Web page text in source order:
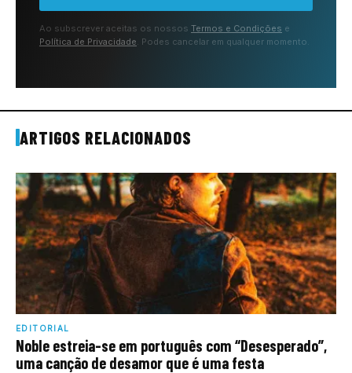
Ao subscrever aceitas os nossos Termos e Condições e
Política de Privacidade . Podes cancelar em qualquer momento.
ARTIGOS RELACIONADOS
EDITORIAL
Noble estreia-se em português com “Desesperado”,
uma canção de desamor que é uma festa